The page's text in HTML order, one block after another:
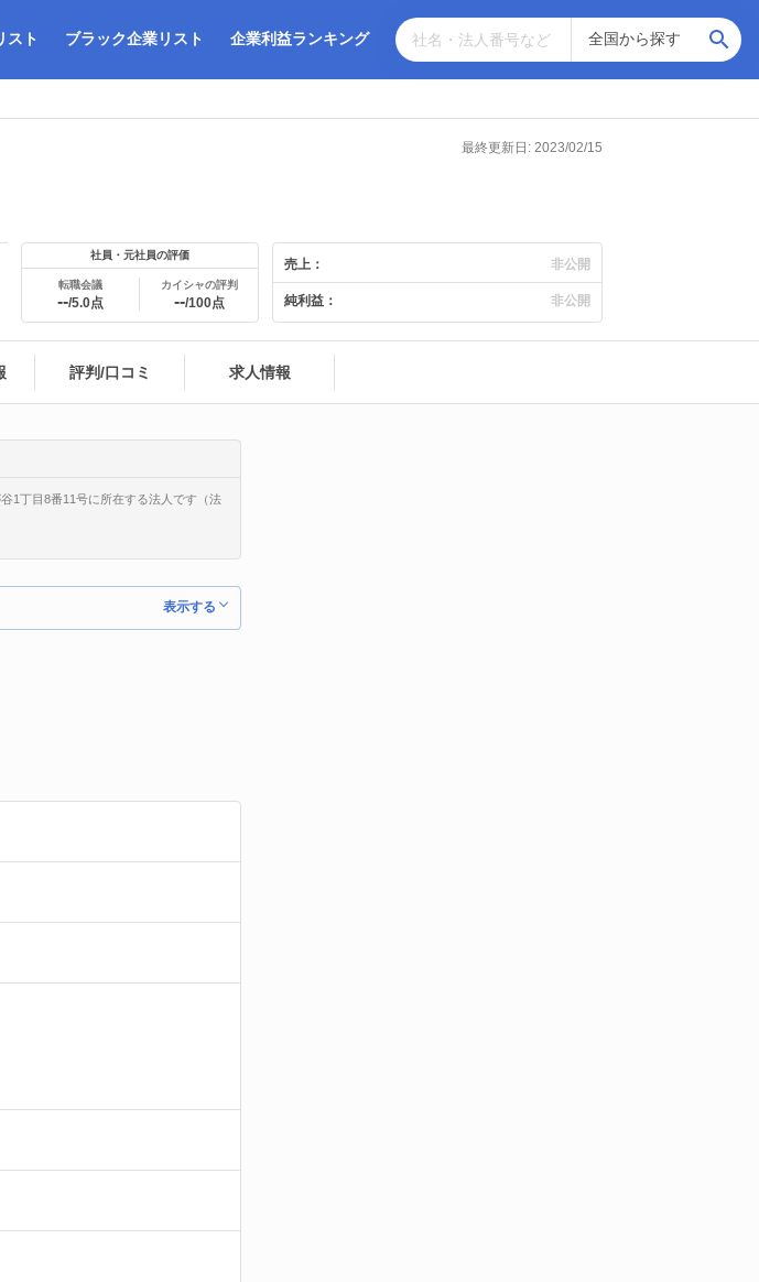
スト ブラック企業リスト 企業利益ランキング
最終更新日: 2023/02/15
社員・元社員の評価
転職会議
--/5.0点
カイシャの評判
--/100点
売上： 非公開
純利益： 非公開
評判/口コミ 求人情報
1丁目8番11号に所在する法人です（法
表示する